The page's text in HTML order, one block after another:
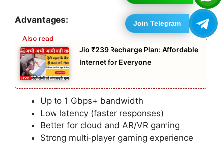
Join Telegram
Advantages:
Jio ₹239 Recharge Plan: Affordable
Internet for Everyone
Up to 1 Gbps+ bandwidth
Low latency (faster responses)
Better for cloud and AR/VR gaming
Strong multi‑player gaming experience